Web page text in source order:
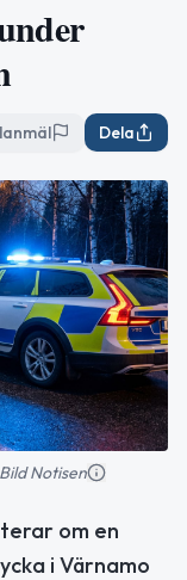
Dela
Notisen
om en
i Värnamo